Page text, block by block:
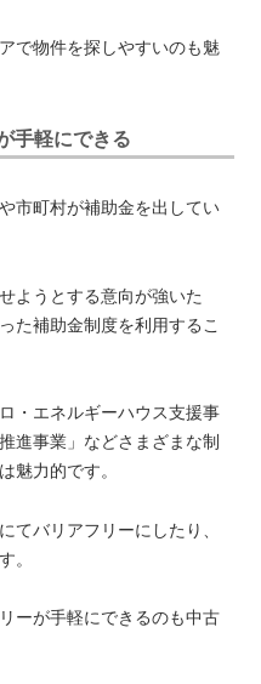
で物件を探しやすいのも魅
手軽にできる
市町村が補助金を出してい
ようとする意向が強いた
た補助金制度を利用するこ
・エネルギーハウス支援事
進事業」などさまざまな制
魅力的です。
てバリアフリーにしたり、
。
ーが手軽にできるのも中古